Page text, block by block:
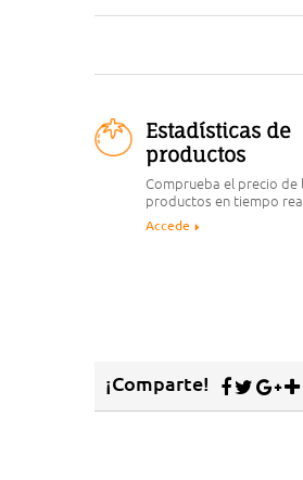
Estadísticas de
productos
Comprueba el precio de
productos en tiempo
Accede
¡Comparte!